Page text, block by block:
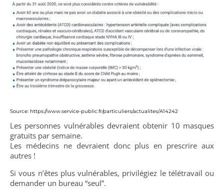
Source: https://www.service-public.fr/particuliers/actualites/A14242
Les personnes vulnérables devraient obtenir 10 masques
gratuits par semaine.
Les médecins ne devraient donc plus en prescrire aux
autres !
Si vous n’êtes plus vulnérables, privilégiez le télétravail ou
demander un bureau “seul”.